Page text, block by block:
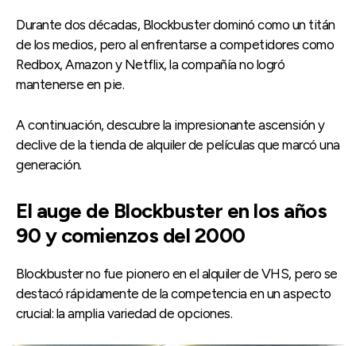
Durante dos décadas, Blockbuster dominó como un titán
de los medios, pero al enfrentarse a competidores como
Redbox, Amazon y Netflix, la compañía no logró
mantenerse en pie.
A continuación, descubre la impresionante ascensión y
declive de la tienda de alquiler de películas que marcó una
generación.
El auge de Blockbuster en los años
90 y comienzos del 2000
Blockbuster no fue pionero en el alquiler de VHS, pero se
destacó rápidamente de la competencia en un aspecto
crucial: la amplia variedad de opciones.